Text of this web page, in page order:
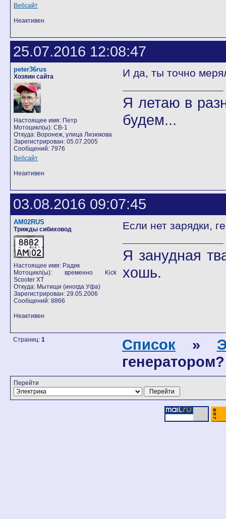
Вебсайт
Неактивен
25.07.2016 12:08:47
peter36rus
Хозяин сайта
Настоящее имя: Петр
Мотоцикл(ы): CB-1
Откуда: Воронеж, улица Лизюкова
Зарегистрирован: 05.07.2005
Сообщений: 7976
Вебсайт
И да, ты точно
Я летаю в
будем...
Неактивен
03.08.2016 09:07:45
AM02RUS
Трижды сибиховод
Настоящее имя: Радик
Мотоцикл(ы): временно Kick
Scooter XT
Откуда: Мытищи (иногда Уфа)
Зарегистрирован: 29.05.2006
Сообщений: 8866
Если нет зарядки,
Я занудная
хошь.
Неактивен
Страниц: 1 Список »
генератором?
Перейти